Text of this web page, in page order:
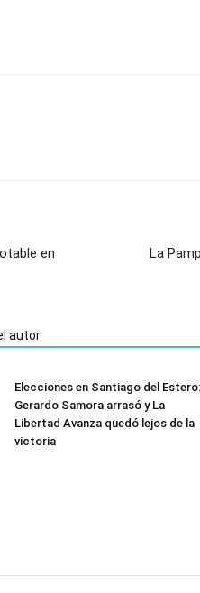
en
La
autor
Elecciones en Santiago del Estero:
Gerardo Samora arrasó y La
Libertad Avanza quedó lejos de la
victoria